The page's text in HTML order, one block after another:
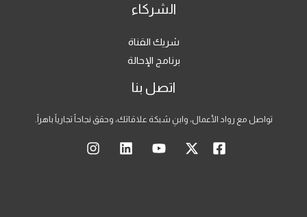
الشركاء
شريك القناة
برنامج الإحالة
اتصل بنا
تواصل مع رواد الأعمال، وابنِ شبكة علاقاتك، وحقق نجاحاً تجارياً باهراً.